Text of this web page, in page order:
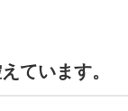
ています。